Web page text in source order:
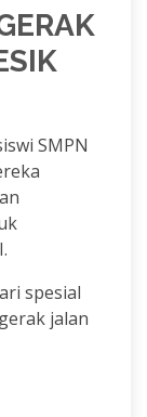
SMPN
spesial
jalan